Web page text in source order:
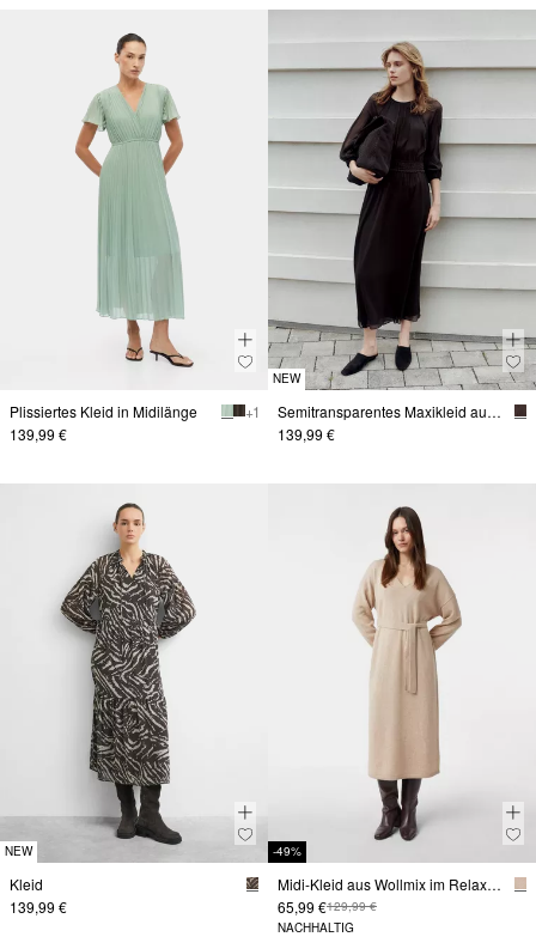
Plissiertes Kleid in Midilänge
+ 1
139,99 €
NEW
Semitransparentes Maxikleid aus Chiffon
139,99 €
NEW
Kleid
139,99 €
-49%
Midi-Kleid aus Wollmix im Relaxed Fit
65,99 €129,99 €
NACHHALTIG